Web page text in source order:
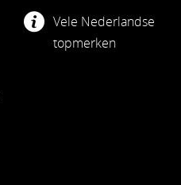
Vele Nederlandse
topmerken